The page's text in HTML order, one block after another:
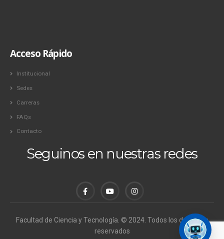
Acceso Rápido
Institucional
Sedes
Carreras
FAQs
Contacto
Seguinos en nuestras redes
Facultad de Ciencia y Tecnología. © 2024. Todos los derechos
reservados